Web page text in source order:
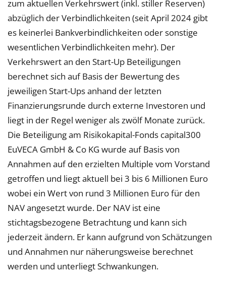
zum aktuellen Verkehrswert (inkl. stiller Reserven)
abzüglich der Verbindlichkeiten (seit April 2024 gibt
es keinerlei Bankverbindlichkeiten oder sonstige
wesentlichen Verbindlichkeiten mehr). Der
Verkehrswert an den Start-Up Beteiligungen
berechnet sich auf Basis der Bewertung des
jeweiligen Start-Ups anhand der letzten
Finanzierungsrunde durch externe Investoren und
liegt in der Regel weniger als zwölf Monate zurück.
Die Beteiligung am Risikokapital-Fonds capital300
EuVECA GmbH & Co KG wurde auf Basis von
Annahmen auf den erzielten Multiple vom Vorstand
getroffen und liegt aktuell bei 3 bis 6 Millionen Euro
wobei ein Wert von rund 3 Millionen Euro für den
NAV angesetzt wurde. Der NAV ist eine
stichtagsbezogene Betrachtung und kann sich
jederzeit ändern. Er kann aufgrund von Schätzungen
und Annahmen nur näherungsweise berechnet
werden und unterliegt Schwankungen.